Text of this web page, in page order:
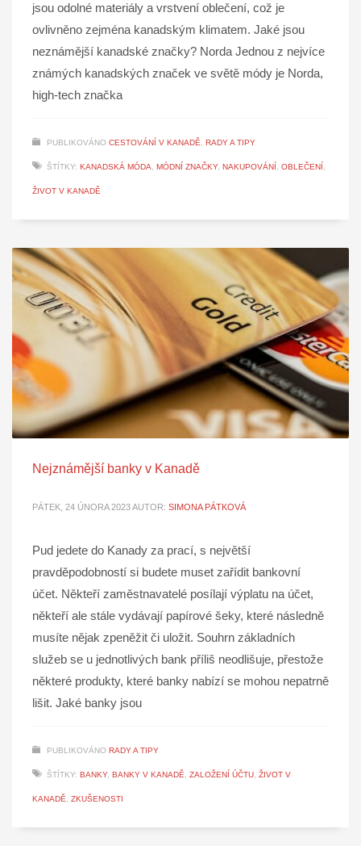
jsou odolné materiály a vrstvení oblečení, což je
ovlivněno zejména kanadským klimatem. Jaké jsou
neznámější kanadské značky? Norda Jednou z nejvíce
známých kanadských značek ve světě módy je Norda,
high-tech značka
PUBLIKOVÁNO CESTOVÁNÍ V KANADĚ, RADY A TIPY
ŠTÍTKY: KANADSKÁ MÓDA, MÓDNÍ ZNAČKY, NAKUPOVÁNÍ, OBLEČENÍ,
ŽIVOT V KANADĚ
Nejznámější banky v Kanadě
PÁTEK, 24 ÚNORA 2023AUTOR: SIMONA PÁTKOVÁ
Pud jedete do Kanady za prací, s největší
pravděpodobností si budete muset zařídit bankovní
účet. Někteří zaměstnavatelé posílají výplatu na účet,
někteří ale stále vydávají papírové šeky, které následně
musíte nějak zpeněžit či uložit. Souhrn základních
služeb se u jednotlivých bank příliš neodlišuje, přestože
některé produkty, které banky nabízí se mohou nepatrně
lišit. Jaké banky jsou
PUBLIKOVÁNO RADY A TIPY
ŠTÍTKY: BANKY, BANKY V KANADĚ, ZALOŽENÍ ÚČTU, ŽIVOT V
KANADĚ, ZKUŠENOSTI